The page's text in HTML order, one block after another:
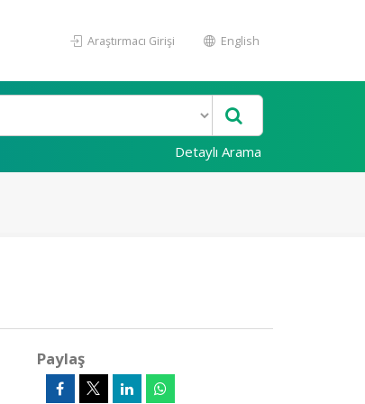
Araştırmacı Girişi English
Detaylı Arama
Paylaş